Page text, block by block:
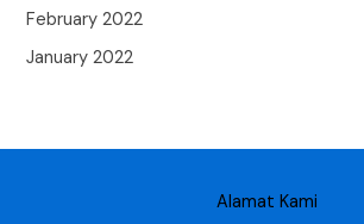
February 2022
January 2022
Alamat Kami